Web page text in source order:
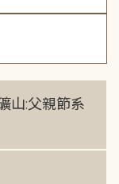
山:父親節系